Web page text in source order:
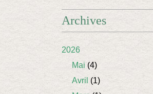
Archives
2026
Mai (4)
Avril (1)